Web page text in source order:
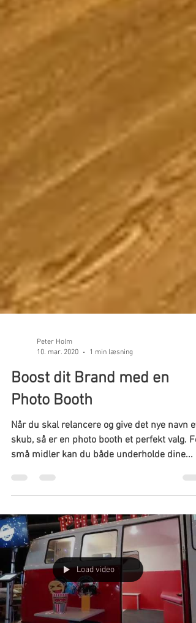
Peter Holm
10. mar. 2020
1 min læsning
Boost dit Brand med en
Photo Booth
Når du skal relancere og give det nye navn et
skub, så er en photo booth et perfekt valg.